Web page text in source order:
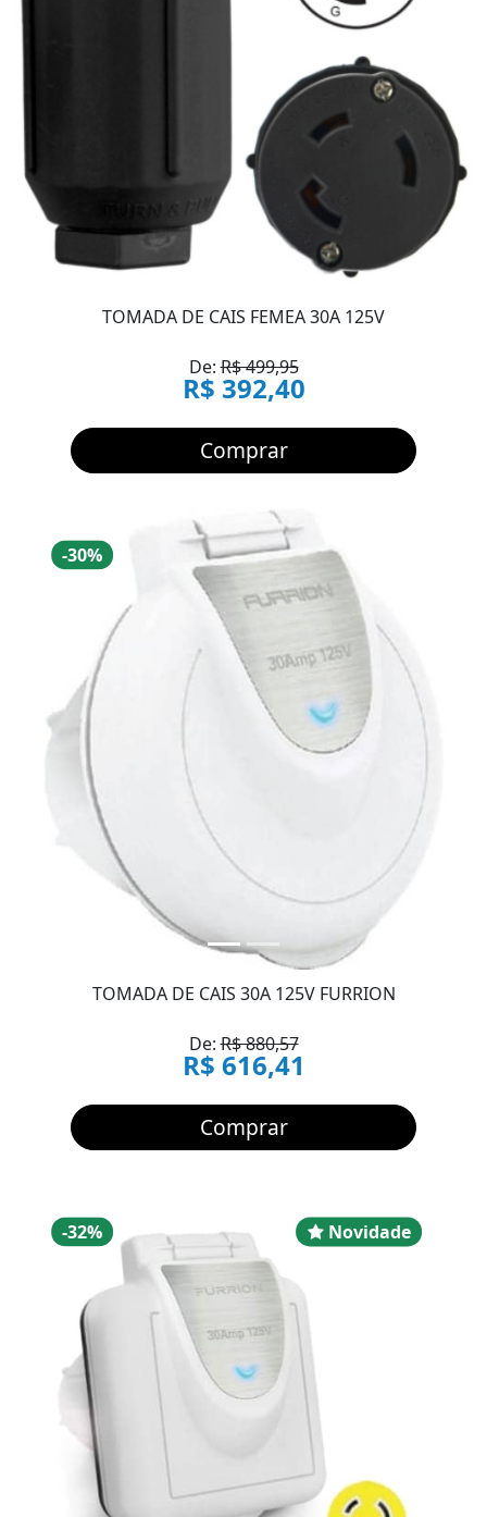
TOMADA DE CAIS FEMEA 30A 125V
De:R$ 499,95
R$ 392,40
Comprar
-30%Desconto
TOMADA DE CAIS 30A 125V FURRION
De:R$ 880,57
R$ 616,41
Comprar
-32%Desconto Novidade